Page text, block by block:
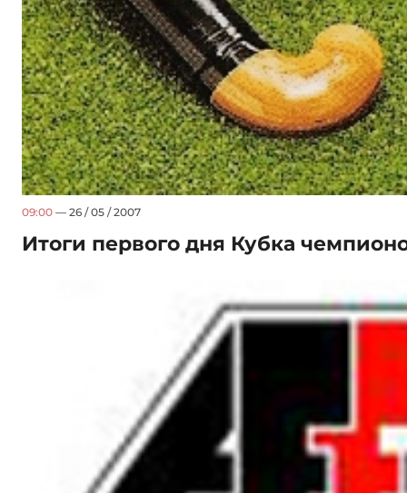
09:00 — 26 / 05 / 2007
Итоги первого дня Кубка